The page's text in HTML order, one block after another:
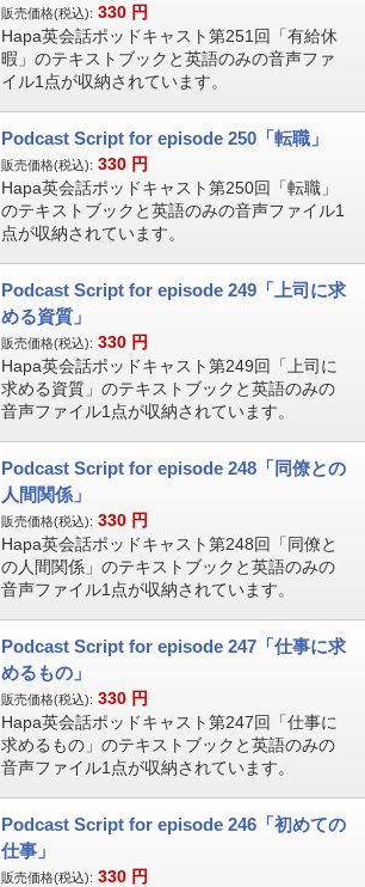
販売価格(税込): 330 円
Hapa英会話ポッドキャスト第251回「有給休
暇」のテキストブックと英語のみの音声ファ
イル1点が収納されています。
Podcast Script for episode 250「転職」
販売価格(税込): 330 円
Hapa英会話ポッドキャスト第250回「転職」
のテキストブックと英語のみの音声ファイル1
点が収納されています。
Podcast Script for episode 249「上司に求
める資質」
販売価格(税込): 330 円
Hapa英会話ポッドキャスト第249回「上司に
求める資質」のテキストブックと英語のみの
音声ファイル1点が収納されています。
Podcast Script for episode 248「同僚との
人間関係」
販売価格(税込): 330 円
Hapa英会話ポッドキャスト第248回「同僚と
の人間関係」のテキストブックと英語のみの
音声ファイル1点が収納されています。
Podcast Script for episode 247「仕事に求
めるもの」
販売価格(税込): 330 円
Hapa英会話ポッドキャスト第247回「仕事に
求めるもの」のテキストブックと英語のみの
音声ファイル1点が収納されています。
Podcast Script for episode 246「初めての
仕事」
販売価格(税込): 330 円